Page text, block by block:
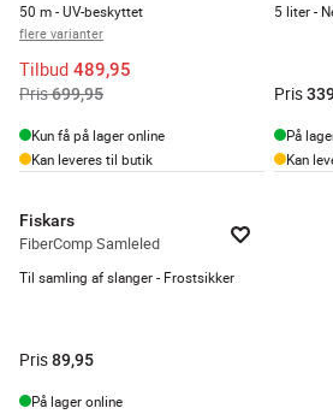
50 m - UV-beskyttet
flere varianter
Tilbud 489,95
Pris699,95
Kun få på lager online
Kan leveres til butik
5 liter -
Pris
På
Kan
Fiskars
FiberComp Samleled
Til samling af slanger - Frostsikker
Pris89,95
På lager online